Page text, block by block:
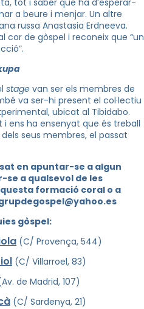
tot i saber que ha d’esperar-
a beure i menjar. Un altre
russa Anastasia Erdneeva.
cor de gòspel i reconeix que “un
stage van ser els membres de
va ser-hi present el col·lectiu
ubicat al Tibidabo.
i ens ha ensenyat que és treball
seus membres, el passat
en apuntar-se a algun
se a qualsevol de les
formació coral o a
gòspel:
(C/ Provença, 544)
(C/ Villarroel, 83)
de Madrid, 107)
(C/ Sardenya, 21)